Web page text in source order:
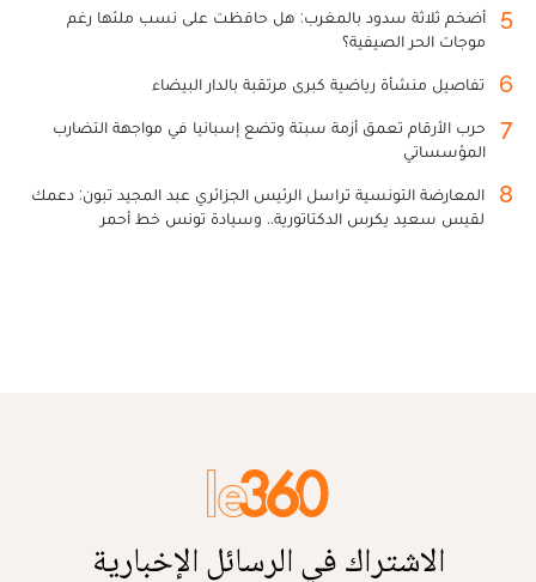
5
أضخم ثلاثة سدود بالمغرب: هل حافظت على نسب ملئها رغم
موجات الحر الصيفية؟
6 تفاصيل منشأة رياضية كبرى مرتقبة بالدار البيضاء
7
حرب الأرقام تعمق أزمة سبتة وتضع إسبانيا في مواجهة التضارب
المؤسساتي
8
المعارضة التونسية تراسل الرئيس الجزائري عبد المجيد تبون: دعمك
لقيس سعيد يكرس الدكتاتورية.. وسيادة تونس خط أحمر
الاشتراك في الرسائل الإخبارية